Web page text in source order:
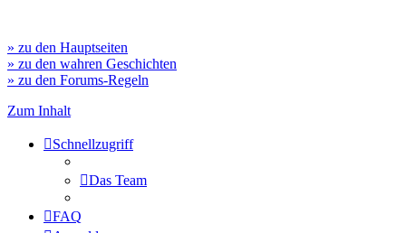
» zu den Hauptseiten
» zu den wahren Geschichten
» zu den Forums-Regeln
Zum Inhalt
Schnellzugriff
Das Team
FAQ